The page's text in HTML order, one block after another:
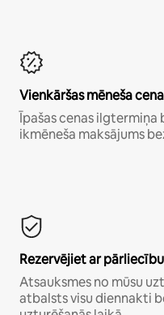
Vienkāršas mēneša
Īpašas cenas ilgtermiņa
ikmēneša maksājums
Rezervējiet ar pārliecību
Atsauksmes no mūsu
atbalsts visu diennakti